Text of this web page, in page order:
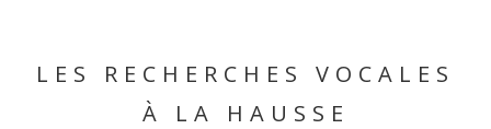
LES RECHERCHES VOCALES
À LA HAUSSE